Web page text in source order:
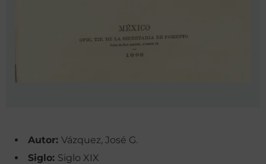
Autor: Vázquez, José G.
Siglo: Siglo XIX